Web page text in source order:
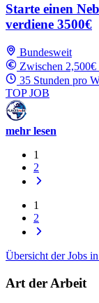
Starte einen
verdiene 3500€
Bundesweit
Zwischen
35 Stunden pro
TOP JOB
mehr lesen
1
2
1
2
Übersicht der Jobs
Art der Arbeit